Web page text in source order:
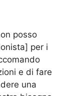
posso
per i
e di fare
una